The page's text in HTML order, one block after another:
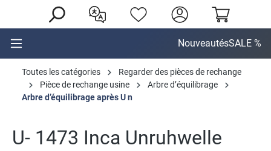
NouveautésSALE %
Toutes les catégories
Regarder des pièces de rechange
Pièce de rechange usine
Arbre d’équilibrage
Arbre d’équilibrage après U n
U- 1473 Inca Unruhwelle